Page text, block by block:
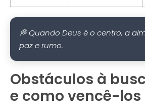
💭 Quando Deus é o centro, a
paz e rumo.
Obstáculos à
e como vencê-los